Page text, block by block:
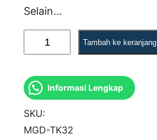
Selain…
u
a
n
t
i
Tambah ke keranjang
Informasi Lengkap
SKU:
MGD-TK32